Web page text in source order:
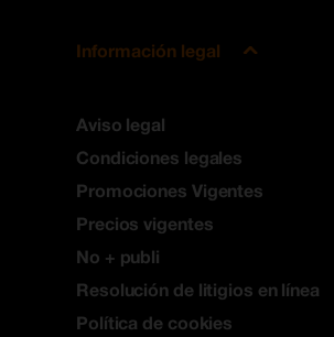
Información legal
Aviso legal
Condiciones legales
Promociones Vigentes
Precios vigentes
No + publi
Resolución de litigios en línea
Política de cookies